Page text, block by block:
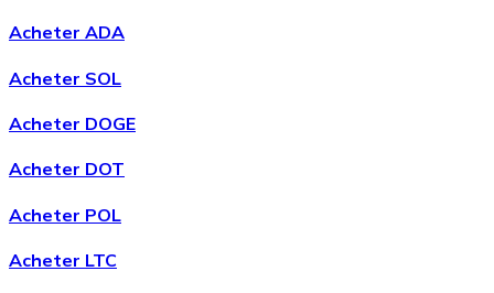
AcheterWrapped Bitcoin
Acheter ADA
Acheter SOL
Acheter DOGE
Acheter DOT
Acheter POL
Acheter LTC